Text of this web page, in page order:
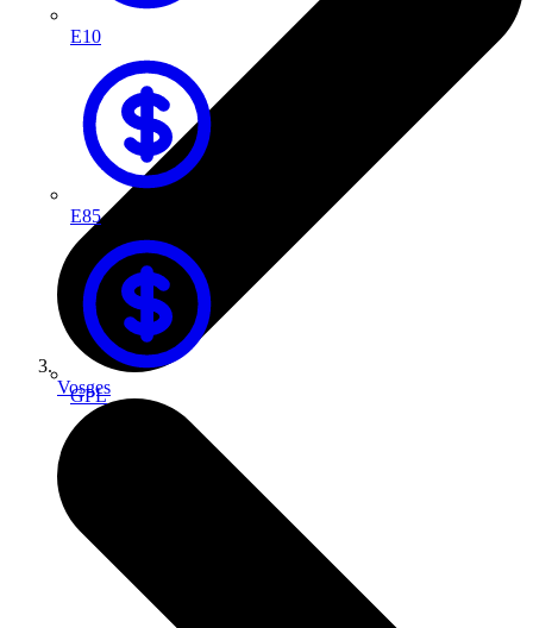
E10
E85
GPL
Vosges